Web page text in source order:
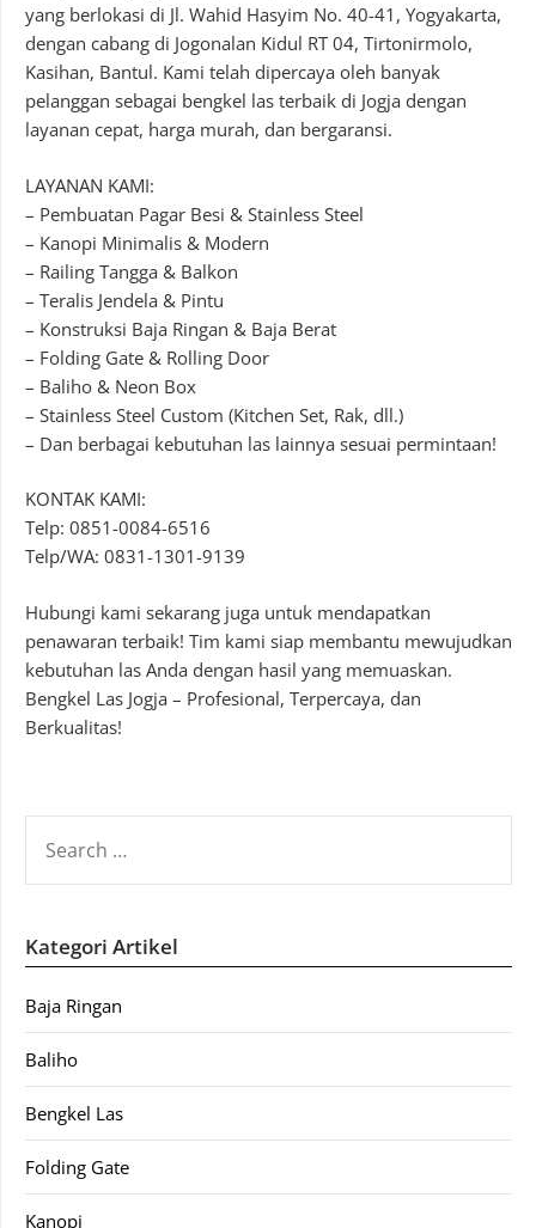
yang berlokasi di Jl. Wahid Hasyim No. 40-41, Yogyakarta,
dengan cabang di Jogonalan Kidul RT 04, Tirtonirmolo,
Kasihan, Bantul. Kami telah dipercaya oleh banyak
pelanggan sebagai bengkel las terbaik di Jogja dengan
layanan cepat, harga murah, dan bergaransi.
LAYANAN KAMI:
– Pembuatan Pagar Besi & Stainless Steel
– Kanopi Minimalis & Modern
– Railing Tangga & Balkon
– Teralis Jendela & Pintu
– Konstruksi Baja Ringan & Baja Berat
– Folding Gate & Rolling Door
– Baliho & Neon Box
– Stainless Steel Custom (Kitchen Set, Rak, dll.)
– Dan berbagai kebutuhan las lainnya sesuai permintaan!
KONTAK KAMI:
Telp: 0851-0084-6516
Telp/WA: 0831-1301-9139
Hubungi kami sekarang juga untuk mendapatkan
penawaran terbaik! Tim kami siap membantu mewujudkan
kebutuhan las Anda dengan hasil yang memuaskan.
Bengkel Las Jogja – Profesional, Terpercaya, dan
Berkualitas!
FOR:
Kategori Artikel
Baja Ringan
Baliho
Bengkel Las
Folding Gate
Kanopi